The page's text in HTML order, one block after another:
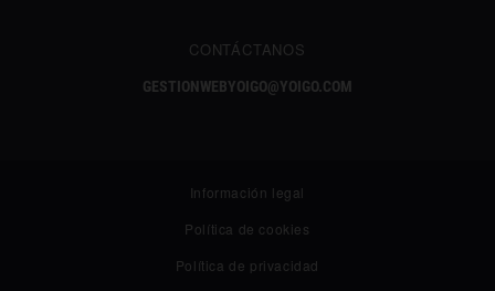
CONTÁCTANOS
GESTIONWEBYOIGO@YOIGO.COM
Información legal
Política de cookies
Política de privacidad